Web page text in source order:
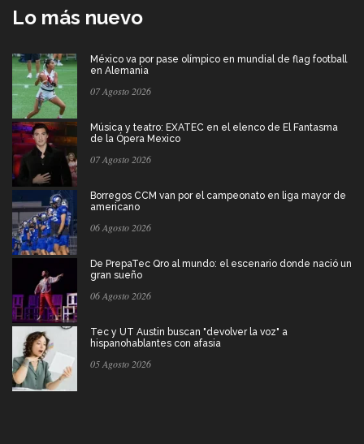
Lo más nuevo
México va por pase olímpico en mundial de flag football
en Alemania
07 Agosto 2026
Música y teatro: EXATEC en el elenco de El Fantasma
de la Ópera Mexico
07 Agosto 2026
Borregos CCM van por el campeonato en liga mayor de
americano
06 Agosto 2026
De PrepaTec Qro al mundo: el escenario donde nació un
gran sueño
06 Agosto 2026
Tec y UT Austin buscan "devolver la voz" a
hispanohablantes con afasia
05 Agosto 2026